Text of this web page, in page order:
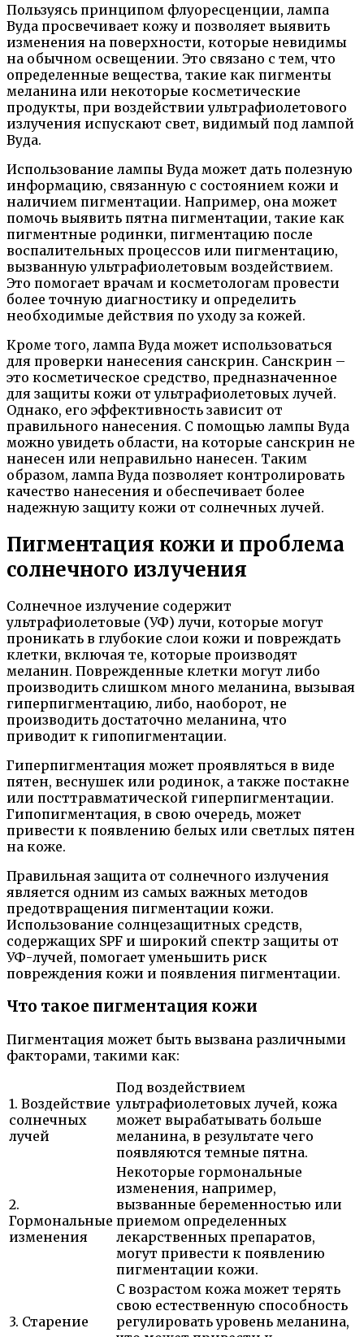
Пользуясь принципом флуоресценции, лампа
Вуда просвечивает кожу и позволяет выявить
изменения на поверхности, которые невидимы
на обычном освещении. Это связано с тем, что
определенные вещества, такие как пигменты
меланина или некоторые косметические
продукты, при воздействии ультрафиолетового
излучения испускают свет, видимый под лампой
Вуда.
Использование лампы Вуда может дать полезную
информацию, связанную с состоянием кожи и
наличием пигментации. Например, она может
помочь выявить пятна пигментации, такие как
пигментные родинки, пигментацию после
воспалительных процессов или пигментацию,
вызванную ультрафиолетовым воздействием.
Это помогает врачам и косметологам провести
более точную диагностику и определить
необходимые действия по уходу за кожей.
Кроме того, лампа Вуда может использоваться
для проверки нанесения санскрин. Санскрин –
это косметическое средство, предназначенное
для защиты кожи от ультрафиолетовых лучей.
Однако, его эффективность зависит от
правильного нанесения. С помощью лампы Вуда
можно увидеть области, на которые санскрин не
нанесен или неправильно нанесен. Таким
образом, лампа Вуда позволяет контролировать
качество нанесения и обеспечивает более
надежную защиту кожи от солнечных лучей.
Пигментация кожи и проблема
солнечного излучения
Солнечное излучение содержит
ультрафиолетовые (УФ) лучи, которые могут
проникать в глубокие слои кожи и повреждать
клетки, включая те, которые производят
меланин. Поврежденные клетки могут либо
производить слишком много меланина, вызывая
гиперпигментацию, либо, наоборот, не
производить достаточно меланина, что
приводит к гипопигментации.
Гиперпигментация может проявляться в виде
пятен, веснушек или родинок, а также постакне
или посттравматической гиперпигментации.
Гипопигментация, в свою очередь, может
привести к появлению белых или светлых пятен
на коже.
Правильная защита от солнечного излучения
является одним из самых важных методов
предотвращения пигментации кожи.
Использование солнцезащитных средств,
содержащих SPF и широкий спектр защиты от
УФ-лучей, помогает уменьшить риск
повреждения кожи и появления пигментации.
Что такое пигментация кожи
Пигментация может быть вызвана различными
факторами, такими как:
1. Воздействие
солнечных
лучей
Под воздействием
ультрафиолетовых лучей, кожа
может вырабатывать больше
меланина, в результате чего
появляются темные пятна.
2.
Гормональные
изменения
Некоторые гормональные
изменения, например,
вызванные беременностью или
приемом определенных
лекарственных препаратов,
могут привести к появлению
пигментации кожи.
3. Старение
С возрастом кожа может терять
свою естественную способность
регулировать уровень меланина,